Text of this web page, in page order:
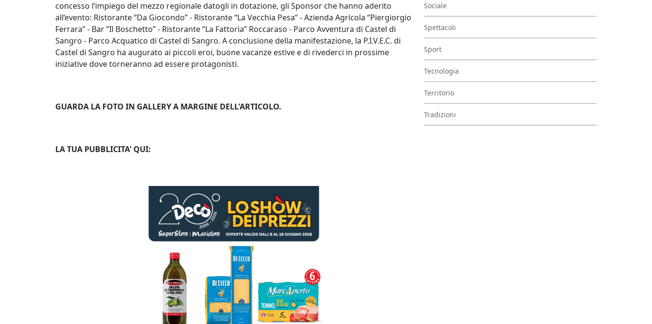
concesso l’impiego del mezzo regionale datogli in dotazione, gli Sponsor che hanno aderito
all’evento: Ristorante “Da Giocondo” - Ristorante “La Vecchia Pesa” - Azienda Agricola ‘’Piergiorgio
Ferrara’’ - Bar ‘’Il Boschetto’’ - Ristorante “La Fattoria” Roccaraso - Parco Avventura di Castel di
Sangro - Parco Acquatico di Castel di Sangro. A conclusione della manifestazione, la P.I.V.E.C. di
Castel di Sangro ha augurato ai piccoli eroi, buone vacanze estive e di rivederci in prossime
iniziative dove torneranno ad essere protagonisti.
GUARDA LA FOTO IN GALLERY A MARGINE DELL'ARTICOLO.
LA TUA PUBBLICITA' QUI:
Sociale
Spettacoli
Sport
Tecnologia
Territorio
Tradizioni